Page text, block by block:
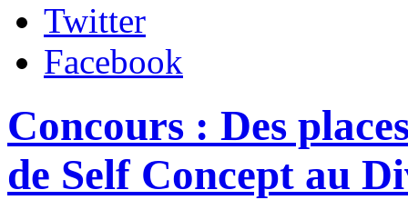
Twitter
Facebook
Concours : Des
de Self Concept au